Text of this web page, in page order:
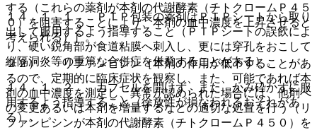
１４．１．１． ＰＴＰ包装の薬剤はＰＴＰシートから取り
出して服用するよう指導すること（ＰＴＰシートの誤飲によ
り、硬い鋭角部が食道粘膜へ刺入し、更には穿孔をおこして
縦隔洞炎等の重篤な合併症を併発することがある）。
１４．１．２． カプセルを開けず、また、かみ砕かずに服
用するよう指導すること（徐放性が損なわれるおそれがあ
る）。
する（これらの薬剤が本剤の代謝酵素（チトクロームＰ４５
０）を阻害することにより、本剤の血中濃度を上昇させると
考えられる）］。
２２）． リファンピシン［本剤の作用が低下することがあ
るので、定期的に臨床症状を観察し、また、可能であれば本
剤の血中濃度を測定し、異常が認められた場合には、他剤へ
の変更あるいは本剤を増量するなどの適切な処置を行う（リ
ファンピシンが本剤の代謝酵素（チトクロームＰ４５０）を